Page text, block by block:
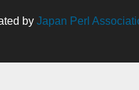
by Japan Perl